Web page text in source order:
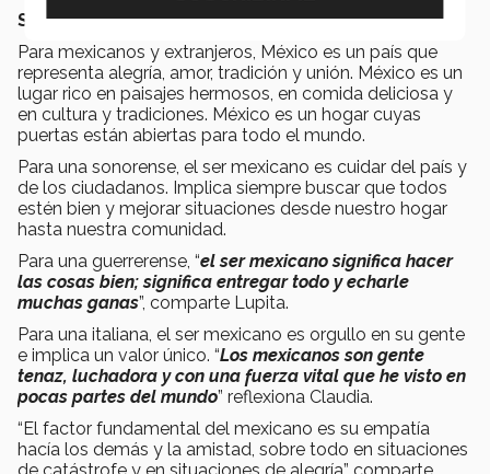
Ser mexicano es más que nacer en México.
Para mexicanos y extranjeros, México es un país que
representa alegría, amor, tradición y unión. México es un
lugar rico en paisajes hermosos, en comida deliciosa y
en cultura y tradiciones. México es un hogar cuyas
puertas están abiertas para todo el mundo.
Para una sonorense, el ser mexicano es cuidar del país y
de los ciudadanos. Implica siempre buscar que todos
estén bien y mejorar situaciones desde nuestro hogar
hasta nuestra comunidad.
Para una guerrerense, “el ser mexicano significa hacer
las cosas bien; significa entregar todo y echarle
muchas ganas”, comparte Lupita.
Para una italiana, el ser mexicano es orgullo en su gente
e implica un valor único. “Los mexicanos son gente
tenaz, luchadora y con una fuerza vital que he visto en
pocas partes del mundo” reflexiona Claudia.
“El factor fundamental del mexicano es su empatía
hacía los demás y la amistad, sobre todo en situaciones